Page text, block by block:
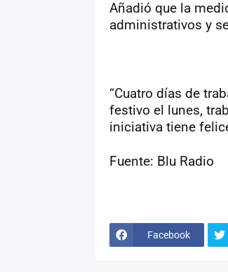
Añadió que la
administrativos y
“Cuatro días de
festivo el lunes,
iniciativa tiene
Fuente: Blu Radio
Facebook